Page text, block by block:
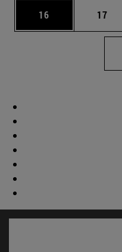
Página
16 17